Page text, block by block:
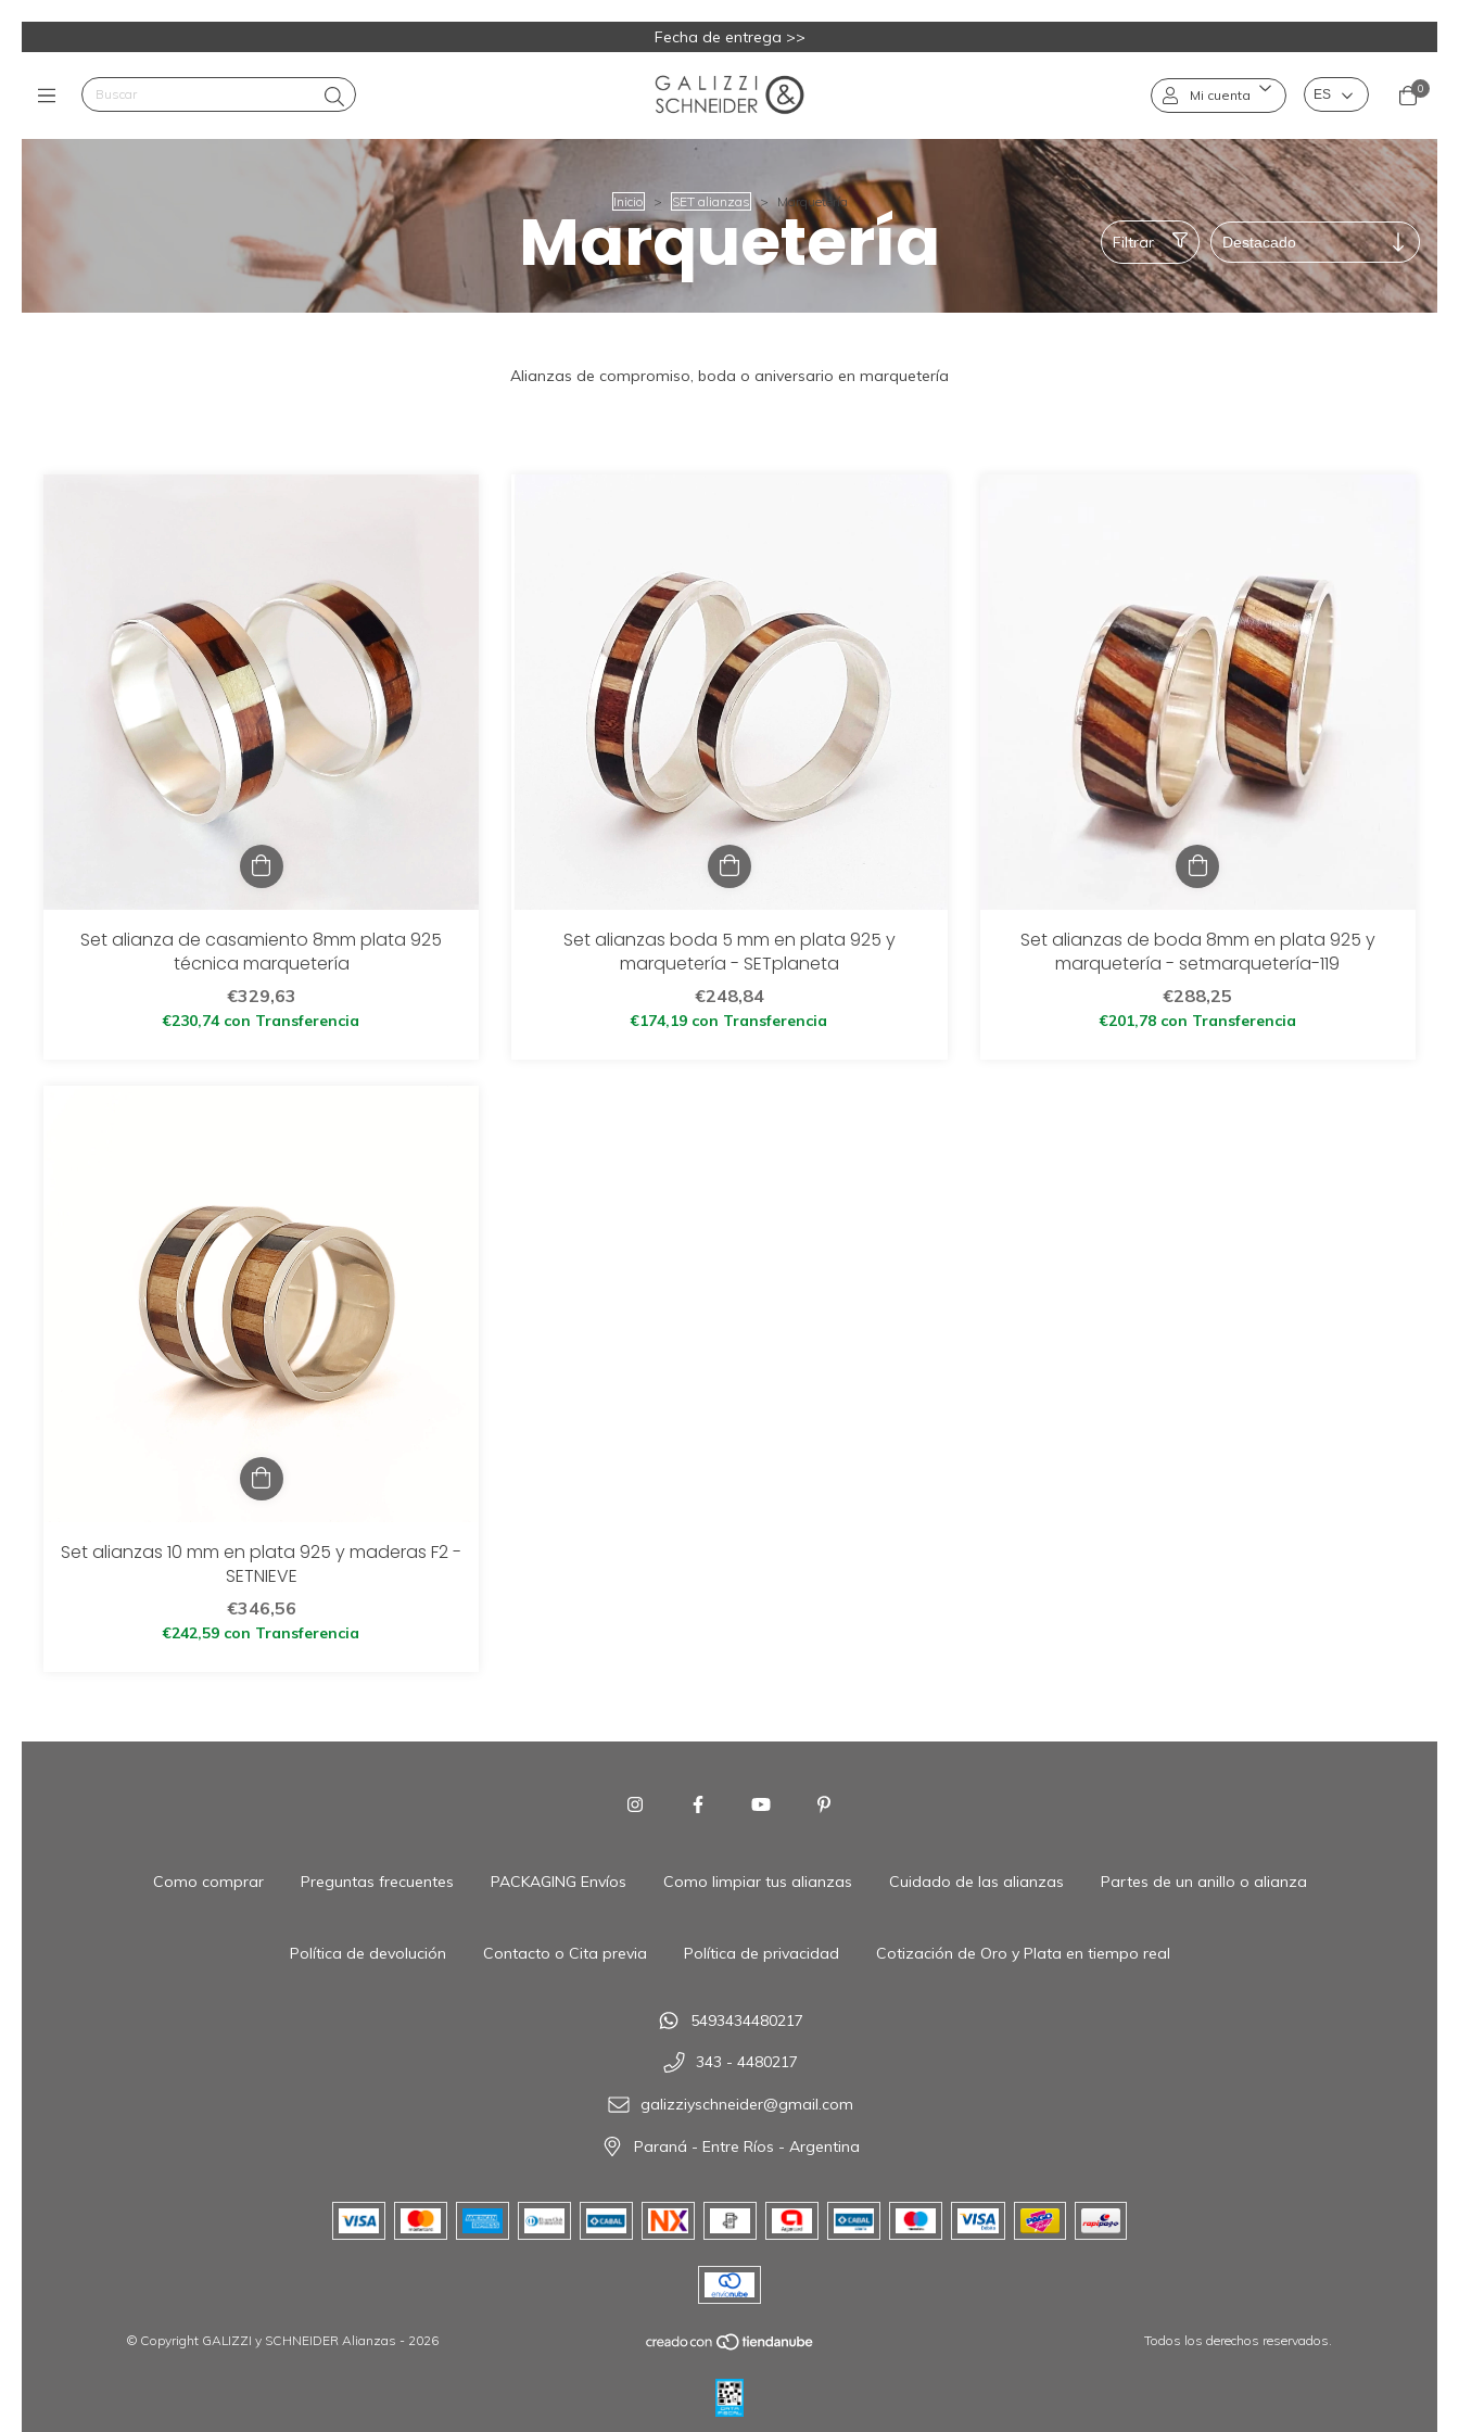
Fecha de entrega >>
Mi cuenta 0
Inicio > SET alianzas > Marquetería
Marquetería
Alianzas de compromiso, boda o aniversario en marquetería
Filtrar
Set alianza de casamiento 8mm plata 925
técnica marquetería
€329,63
€230,74 con Transferencia
Set alianzas boda 5 mm en plata 925 y
marquetería - SETplaneta
€248,84
€174,19 con Transferencia
Set alianzas de boda 8mm en plata 925 y
marquetería - setmarquetería-119
€288,25
€201,78 con Transferencia
Set alianzas 10 mm en plata 925 y maderas F2 -
SETNIEVE
€346,56
€242,59 con Transferencia
Como comprar Preguntas frecuentes PACKAGING Envíos Como limpiar tus alianzas Cuidado de las alianzas Partes de un anillo o alianza
Política de devolución Contacto o Cita previa Política de privacidad Cotización de Oro y Plata en tiempo real
5493434480217
343 - 4480217
galizziyschneider@gmail.com
Paraná - Entre Ríos - Argentina
© Copyright GALIZZI y SCHNEIDER Alianzas - 2026 Todos los derechos reservados.